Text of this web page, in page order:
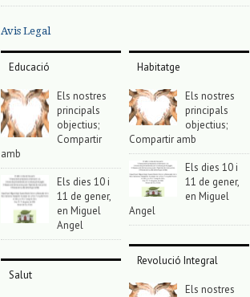
Avis Legal
Educació
Els nostres
principals
objectius;
Compartir
amb
Els dies 10 i
11 de gener,
en Miguel
Angel
Salut
Habitatge
Els nostres
principals
objectius;
Compartir amb
Els dies 10 i
11 de gener,
en Miguel
Angel
Revolució Integral
Els nostres